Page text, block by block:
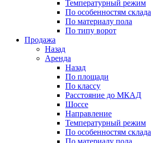
Температурный режим
По особенностям склада
По материалу пола
По типу ворот
Продажа
Назад
Аренда
Назад
По площади
По классу
Расстояние до МКАД
Шоссе
Направление
Температурный режим
По особенностям склада
По материалу пола